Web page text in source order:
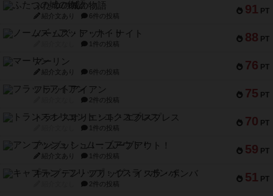
91 PT
ふたつの城の物語
紹介文あり 6件の投稿
88 PT
ノームズ・アット・ナイト
1件の投稿
76 PT
マーリン
紹介文あり 6件の投稿
75 PT
フラットアイアン
2件の投稿
70 PT
トランスオリエント・エクスプレス
1件の投稿
59 PT
アンブッシュ！：ムーブアウト！
紹介文あり 1件の投稿
51 PT
キャプテン・フリップ：イスラ・ボンバ
2件の投稿